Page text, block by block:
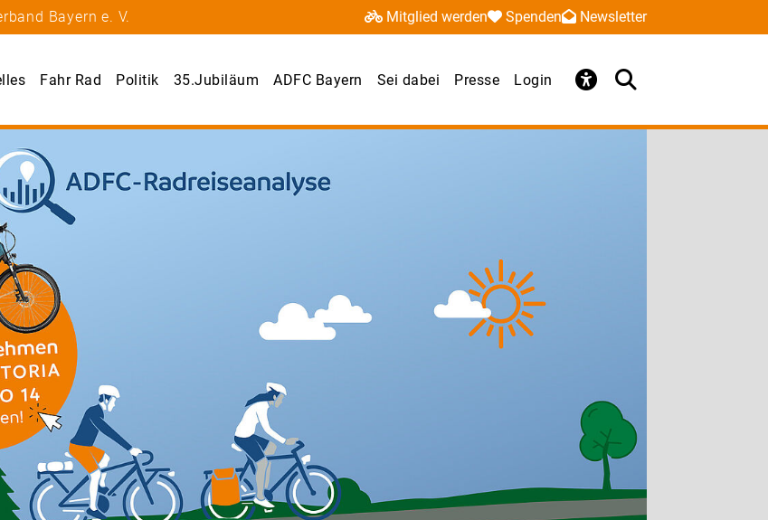
Bayern e. V. Mitglied werden Spenden Newsletter
Fahr Rad Politik 35.Jubiläum ADFC Bayern Sei dabei Presse Login